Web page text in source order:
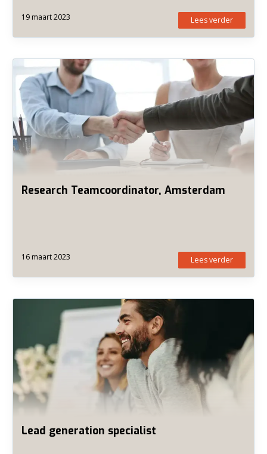
19 maart 2023 Lees verder
16 maart 2023 Lees verder
Research Teamcoordinator, Amsterdam
Lead generation specialist